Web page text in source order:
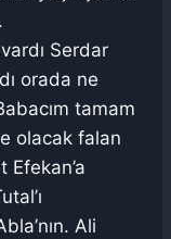
Serdar
orada ne
tamam
olacak falan
Ali